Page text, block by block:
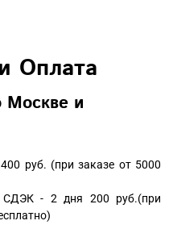
Оплата
Москве и
руб. (при заказе от 5000
- 2 дня 200 руб.(при